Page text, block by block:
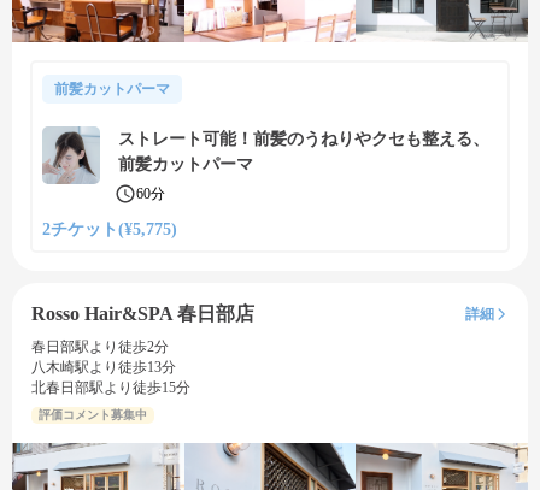
前髪カットパーマ
ストレート可能！前髪のうねりやクセも整える、
前髪カットパーマ
60分
2チケット(¥5,775)
Rosso Hair&SPA 春日部店
詳細
春日部駅より徒歩2分
八木崎駅より徒歩13分
北春日部駅より徒歩15分
評価コメント募集中